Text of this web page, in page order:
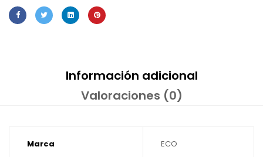
Información adicional
Valoraciones (0)
Marca ECO